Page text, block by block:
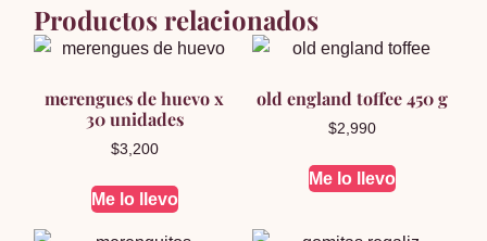
Productos relacionados
merengues de huevo x
30 unidades
$3,200
Me lo llevo
old england toffee 450 g
$2,990
Me lo llevo